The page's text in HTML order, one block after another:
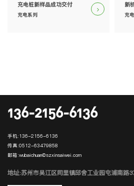
充电桩新样品成功交付
充电系列
新
充
136-2156-6136
手机:136-2156-6136
传真:0512-63479858
邮箱:wubaichuan@szxinsaiwei.com
地址:苏州市吴江区同里镇邱舍工业园屯浦南路